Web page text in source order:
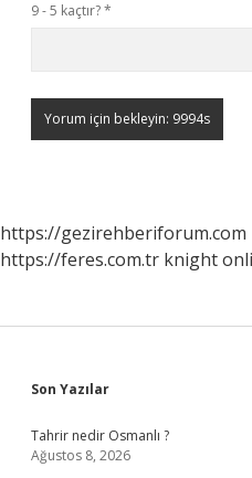
9 - 5 kaçtır?*
https://gezirehberiforum.com
https://feres.com.tr knight
Sidebar
Son Yazılar
Tahrir nedir Osmanlı ?
Ağustos 8, 2026